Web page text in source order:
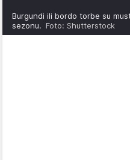
Burgundi ili bordo torbe su
sezonu. Foto: Shutterstock